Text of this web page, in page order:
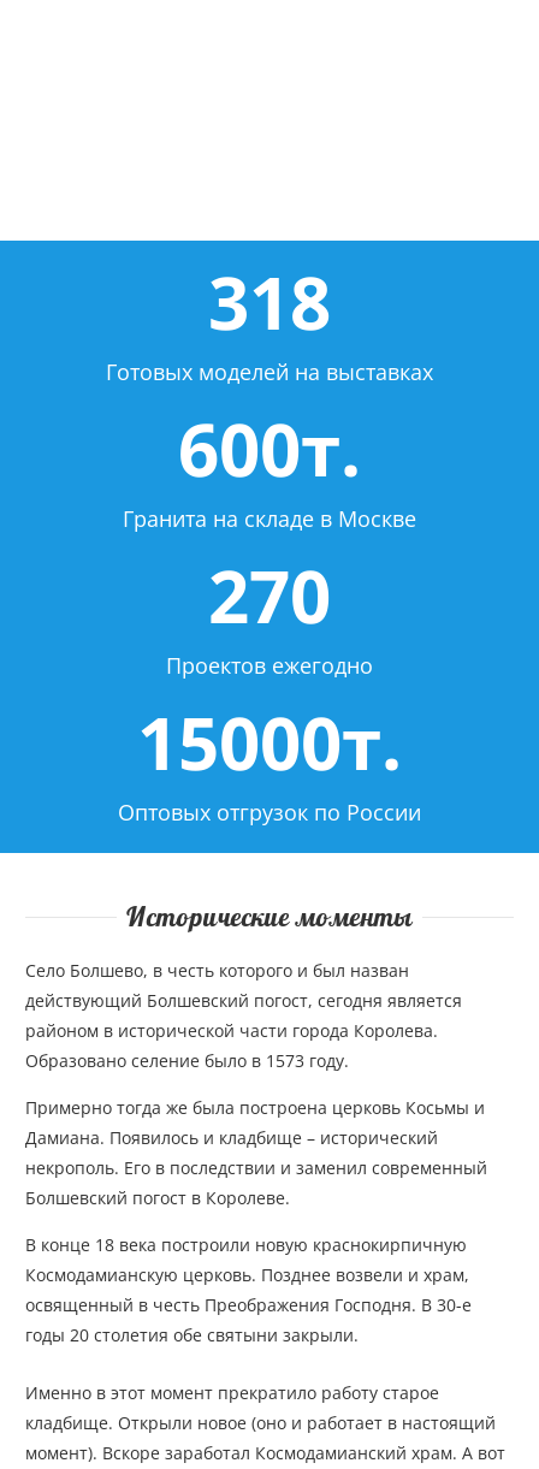
318
Готовых моделей на выставках
600т.
Гранита на складе в Москве
270
Проектов ежегодно
15000т.
Оптовых отгрузок по России
Исторические моменты
Село Болшево, в честь которого и был назван
действующий Болшевский погост, сегодня является
районом в исторической части города Королева.
Образовано селение было в 1573 году.
Примерно тогда же была построена церковь Косьмы и
Дамиана. Появилось и кладбище – исторический
некрополь. Его в последствии и заменил современный
Болшевский погост в Королеве.
В конце 18 века построили новую краснокирпичную
Космодамианскую церковь. Позднее возвели и храм,
освященный в честь Преображения Господня. В 30-е
годы 20 столетия обе святыни закрыли.
Именно в этот момент прекратило работу старое
кладбище. Открыли новое (оно и работает в настоящий
момент). Вскоре заработал Космодамианский храм. А вот